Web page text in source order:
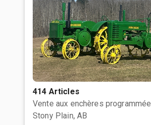
414 Articles
Vente aux enchères programmée
Stony Plain, AB